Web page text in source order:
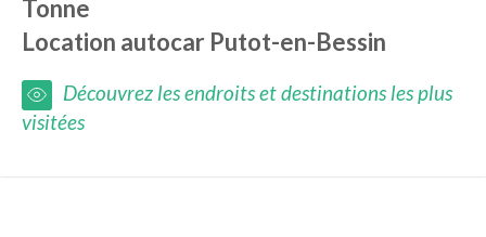
Tonne
Location autocar Putot-en-Bessin
Découvrez les endroits et destinations les plus
visitées